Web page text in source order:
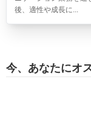
後、適性や成長に...
今、あなたにオ